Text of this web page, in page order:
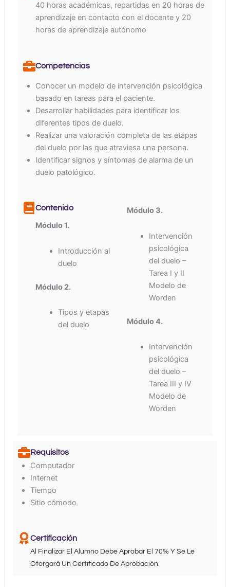
40 horas académicas, repartidas en 20 horas de
aprendizaje en contacto con el docente y 20
horas de aprendizaje autónomo
Competencias
Conocer un modelo de intervención psicológica
basado en tareas para el paciente.
Desarrollar habilidades para identificar los
diferentes tipos de duelo.
Realizar una valoración completa de las etapas
del duelo por las que atraviesa una persona.
Identificar signos y síntomas de alarma de un
duelo patológico.
Contenido
Módulo 1.
Introducción al
duelo
Módulo 2.
Tipos y etapas
del duelo
Módulo 3.
Intervención
psicológica
del duelo –
Tarea I y II
Modelo de
Worden
Módulo 4.
Intervención
psicológica
del duelo –
Tarea III y IV
Modelo de
Worden
Requisitos
Computador
Internet
Tiempo
Sitio cómodo
Certificación
Al Finalizar El Alumno Debe Aprobar El 70% Y Se Le
Otorgará Un Certificado De Aprobación.